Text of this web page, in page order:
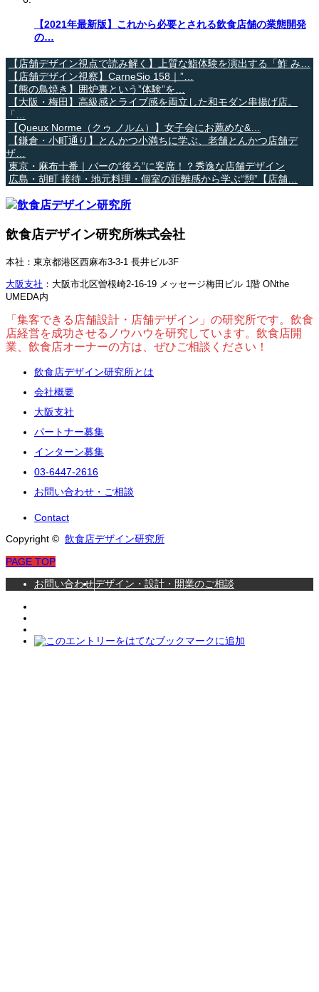
【2021年最新版】これから必要とされる飲食店舗の業態開発
の…
【店舗デザイン視点で読み解く】上質な鮨体験を演出する「鮓 み…
【店舗デザイン視察】CarneSio 158｜”…
【熊の鳥焼き】囲炉裏という”体験”を…
【大阪・梅田】高級感とライブ感を両立した和モダン串揚げ店。
「…
【Queux Norme（クゥ ノルム）】女子会にお薦めな&…
【鎌倉・小町通り】とんかつ小満ちに学ぶ、老舗とんかつ店舗デ
ザ…
東京・麻布十番｜バーの“後ろ”に客席！？秀逸な店舗デザイン
広島・胡町 接待・地元料理・個室の距離感から学ぶ“憩”【店舗…
飲食店デザイン研究所株式会社
本社：東京都港区西麻布3-3-1 長井ビル3F
大阪支社 ：大阪市北区曽根崎2-16-19 メッセージ梅田ビル 1階 ONthe
UMEDA内
「集客できる店舗設計・店舗デザイン」の研究所です。飲食
店経営を成功させるノウハウを研究しています。飲食店開
業、飲食店オーナーの方は、ぜひご相談ください！
飲食店デザイン研究所とは
会社概要
大阪支社
パートナー募集
インターン募集
03-6447-2616
お問い合わせ・ご相談
Contact
Copyright © 飲食店デザイン研究所
PAGE TOP
お問い合わせデザイン・設計・開業のご相談